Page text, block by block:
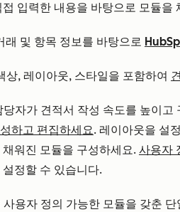
입력한 내용을 바탕으로 모듈을
래 및 항목 정보를 바탕으로
상, 레이아웃, 스타일을 포함하여
당자가 견적서 작성 속도를 높이
하고 편집하세요. 레이아웃을 설
워진 모듈을 구성하세요. 사용자
설정할 수 있습니다.
사용자 정의 가능한 모듈을 갖춘